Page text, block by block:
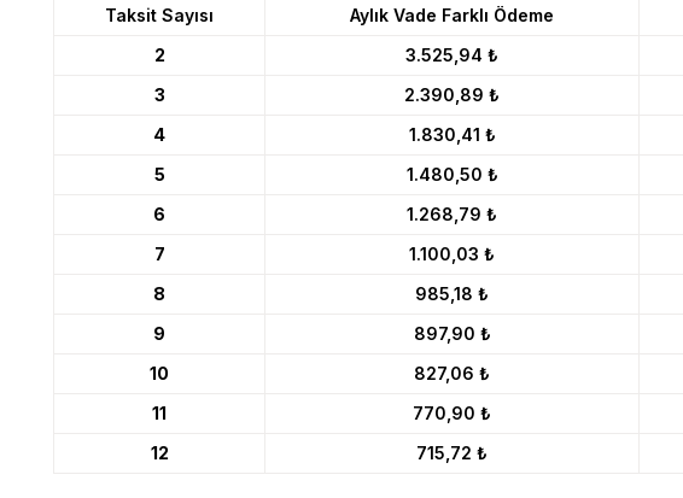
Taksit Sayısı Aylık Vade Farklı Ödeme
2
3.525,94 ₺
3
2.390,89 ₺
4
1.830,41 ₺
5
1.480,50 ₺
6
1.268,79 ₺
7
1.100,03 ₺
8
985,18 ₺
9
897,90 ₺
10
827,06 ₺
11
770,90 ₺
12
715,72 ₺